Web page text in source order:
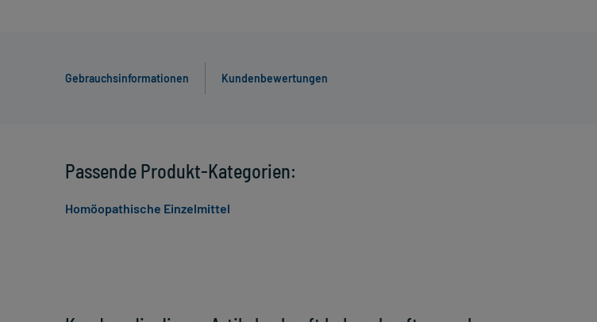
Gebrauchsinformationen Kundenbewertungen
Passende Produkt-Kategorien:
Homöopathische Einzelmittel